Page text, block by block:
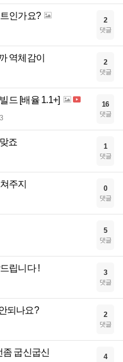
인가요? 2
댓글
역체감이 2
댓글
드 [배율 1.1+] 16
댓글
죠 1
댓글
주지 0
댓글
5
댓글
립니다 ! 3
댓글
되나요? 2
댓글
좀 굽신굽신 4